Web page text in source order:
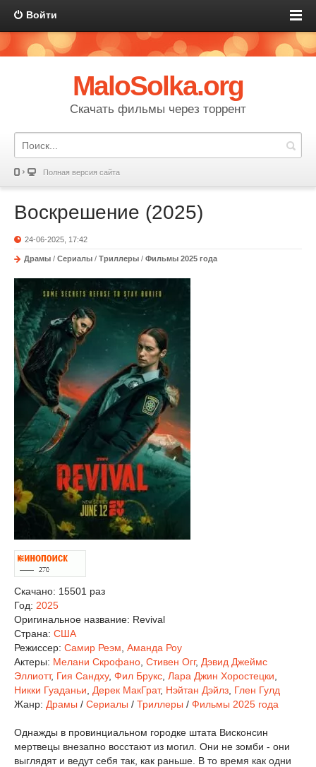
Войти
MaloSolka.org
Скачать фильмы через торрент
Полная версия сайта
Воскрешение (2025)
24-06-2025, 17:42
Драмы / Сериалы / Триллеры / Фильмы 2025 года
Скачано: 15501 раз
Год: 2025
Оригинальное название: Revival
Страна: США
Режиссер: Самир Реэм Аманда Роу
Актеры: Мелани Скрофано Стивен Огг, Дэвид Джеймс
Эллиотт, Гия Сандху, Фил Брукс Лара Джин Хоростецки
Никки Гуаданьи
Дерек МакГрат, Нэйтан Дэйлз Глен Гулд
Жанр: Драмы / Сериалы / Триллеры / Фильмы 2025 года
Однажды в провинциальном городке штата Висконсин
мертвецы внезапно восстают из могил. Они не зомби - они
выглядят и ведут себя так, как раньше. В то время как одни